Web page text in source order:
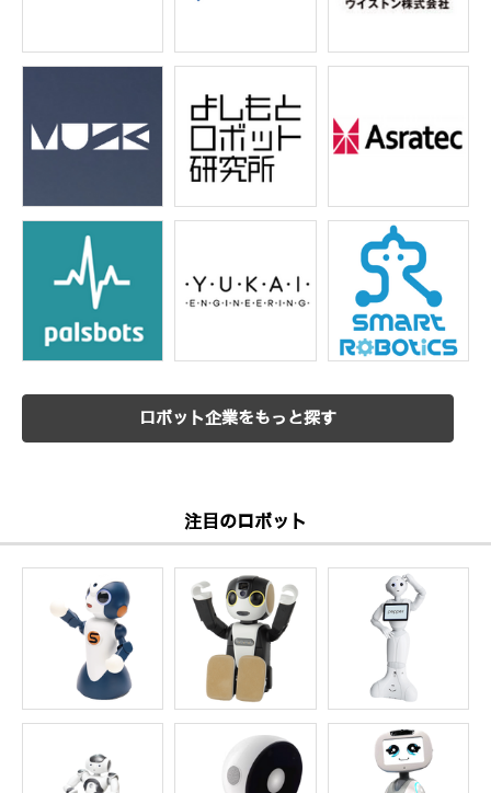
ロボット企業をもっと探す
注目のロボット